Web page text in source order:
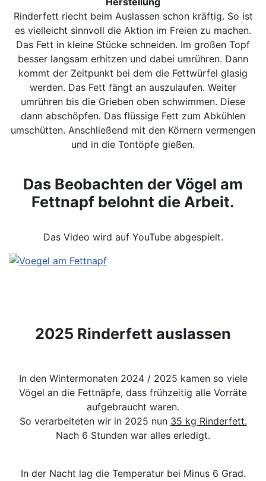
Rinderfett riecht beim Auslassen schon kräftig. So ist
es vielleicht sinnvoll die Aktion im Freien zu machen.
Das Fett in kleine Stücke schneiden. Im großen Topf
besser langsam erhitzen und dabei umrühren. Dann
kommt der Zeitpunkt bei dem die Fettwürfel glasig
werden. Das Fett fängt an auszulaufen. Weiter
umrühren bis die Grieben oben schwimmen. Diese
dann abschöpfen. Das flüssige Fett zum Abkühlen
umschütten. Anschließend mit den Körnern vermengen
und in die Tontöpfe gießen.
Das Beobachten der Vögel am
Fettnapf belohnt die Arbeit.
Das Video wird auf YouTube abgespielt.
2025 Rinderfett auslassen
In den Wintermonaten 2024 / 2025 kamen so viele
Vögel an die Fettnäpfe, dass frühzeitig alle Vorräte
aufgebraucht waren.
So verarbeiteten wir in 2025 nun 35 kg Rinderfett.
Nach 6 Stunden war alles erledigt.
In der Nacht lag die Temperatur bei Minus 6 Grad.